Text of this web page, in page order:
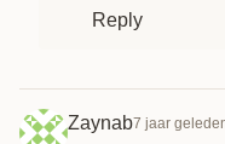
Reply
Zaynab7 jaar